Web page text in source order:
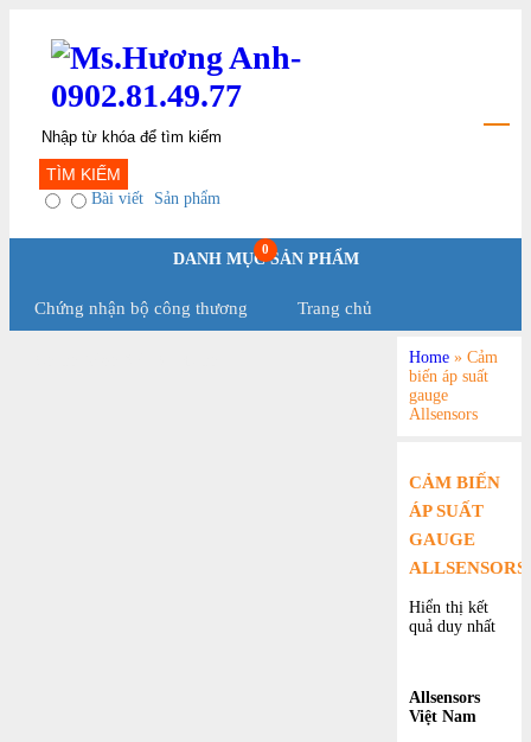
TÌM KIẾM
Bài viết Sản phẩm
0
DANH MỤC SẢN PHẨM
Chứng nhận bộ công thương Trang chủ
Home » Cảm
biến áp suất
gauge
Allsensors
CẢM BIẾN
ÁP SUẤT
GAUGE
ALLSENSORS
Hiển thị kết
quả duy nhất
Allsensors
Việt Nam